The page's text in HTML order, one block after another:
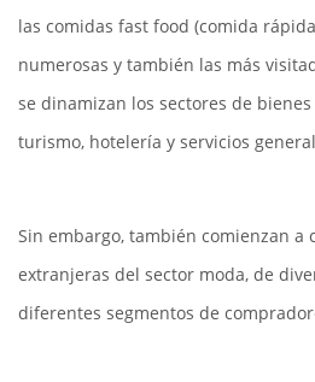
las comidas fast food (comida
numerosas y también las más
se dinamizan los sectores de
turismo, hotelería y servicios
Sin embargo, también comienzan a
extranjeras del sector moda, de
diferentes segmentos de